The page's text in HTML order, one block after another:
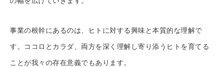
事業の根幹にあるのは、ヒトに対する興味と本質的な理解で
す。ココロとカラダ、両方を深く理解し寄り添うヒトを育てる
ことが我々の存在意義でもあります。